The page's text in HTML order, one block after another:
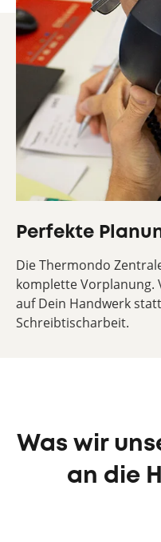
Perfekte
Die Thermondo
komplette Vorplanung.
auf Dein Handwerk
Schreibtischarbeit.
Was wir
an die